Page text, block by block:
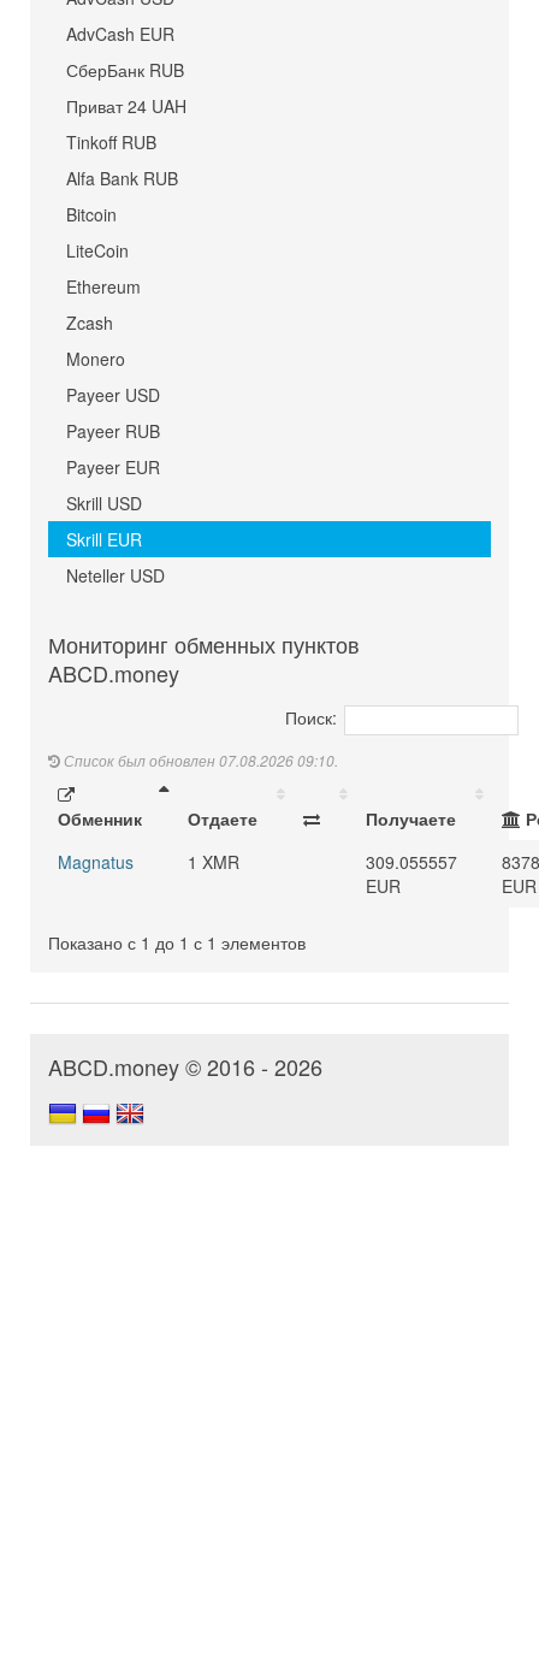
AdvCash EUR
СберБанк RUB
Приват 24 UAH
Tinkoff RUB
Alfa Bank RUB
Bitcoin
LiteCoin
Ethereum
Zcash
Monero
Payeer USD
Payeer RUB
Payeer EUR
Skrill USD
Skrill EUR
Neteller USD
Мониторинг обменных пунктов
ABCD.money
Поиск:
Список был обновлен 07.08.2026 09:10.
Обменник Отдаете Получаете
Magnatus
1 XMR
309.055557
EUR
EUR
Показано с 1 до 1 с 1 элементов
ABCD.money © 2016 - 2026